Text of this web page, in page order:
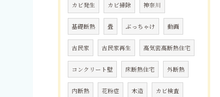
カビ発生 カビ掃除 神奈川
基礎断熱 畳 ぶっちゃけ 動画
古民家 古民家再生 高気密高断熱住宅
コンクリート壁 床断熱住宅 外断熱
内断熱 花粉症 木造 カビ検査